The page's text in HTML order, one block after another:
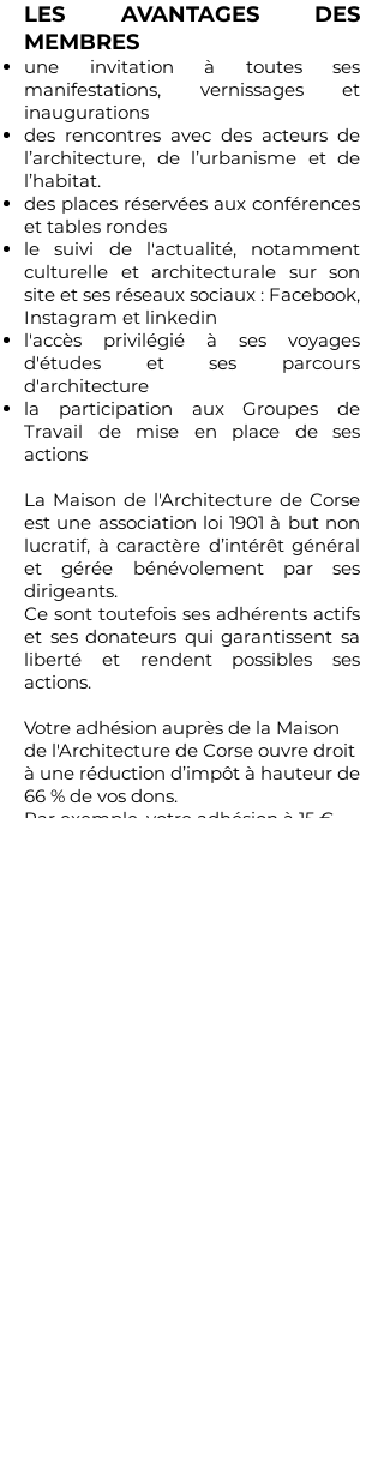
LES AVANTAGES DES
MEMBRES
une invitation à toutes ses
manifestations, vernissages et
inaugurations
des rencontres avec des acteurs de
l’architecture, de l’urbanisme et de
l’habitat.
des places réservées aux conférences
et tables rondes
le suivi de l'actualité, notamment
culturelle et architecturale sur son
site et ses réseaux sociaux : Facebook,
Instagram et linkedin
l'accès privilégié à ses voyages
d'études et ses parcours
d'architecture
la participation aux Groupes de
Travail de mise en place de ses
actions
La Maison de l'Architecture de Corse
est une association loi 1901 à but non
lucratif, à caractère d’intérêt général
et gérée bénévolement par ses
dirigeants.
Ce sont toutefois ses adhérents actifs
et ses donateurs qui garantissent sa
liberté et rendent possibles ses
actions.
Votre adhésion auprès de la Maison
de l'Architecture de Corse ouvre droit
à une réduction d’impôt à hauteur de
66 % de vos dons.
Par exemple, votre adhésion à 15 €